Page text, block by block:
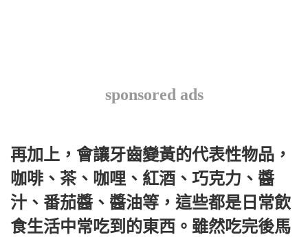
sponsored ads
再加上，會讓牙齒變黃的代表性物品，
咖啡、茶、咖哩、紅酒、巧克力、醬
汁、番茄醬、醬油等，這些都是日常飲
食生活中常吃到的東西。雖然吃完後馬